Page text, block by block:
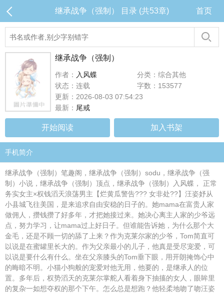
继承战争（强制） 目录 (共53章) 首页
继承战争（强制）
作者： 入风蝶
分类：综合其他
状态：连载
字数：153577
更新：2026-08-03 07:54:23
最新： 尾戒
开始阅读 加入书架
手机简介
继承战争（强制）笔趣阁，继承战争（强制）sodu，继承战争（强
制）小说，继承战争（强制）顶点，继承战争（强制）入风蝶， 正常
务实女主×权钱滔天浪荡男主【烂黄瓜警告??? 女非处??】汪姿妤从
小县城飞往美国，是来追求自由安稳的日子的。她mama在富贵人家
做佣人，攒钱攒了好多年，才把她接过来。她决心离主人家的少爷远
点，努力学习，让mama过上好日子。但谁能告诉她，为什么那个大
金毛，还是不顾一切的舔了上来？作为克莱尔家的少爷，Tom简直可
以说是在蜜罐里长大的。作为父亲最小的儿子，他真是受尽宠爱，可
以说是要什么有什么。坐在父亲膝头的Tom垂下眼，用开朗掩饰心中
的晦暗不明。小猫小狗般的宠爱对他无用，他要的，是继承人的位
置。多年后，权势滔天的克莱尔掌舵人看着身下抽搐的女人，眼眸里
的复杂一如想夺权的那个下午。怎么总是想跑？他轻柔地吻了吻汪姿